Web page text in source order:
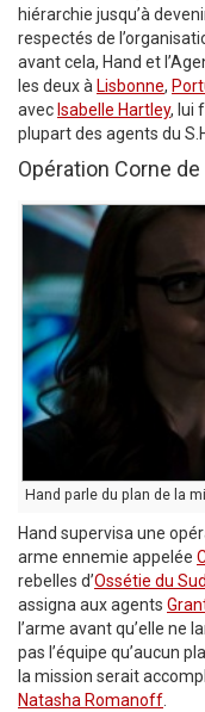
hiérarchie jusqu’à
respectés de
avant cela, Hand et
les deux à Lisbonne,
avec Isabelle Hartley, lui
plupart des agents du
Opération Corne
Hand parle du plan de la
Hand supervisa une
arme ennemie appelée
rebelles d’Ossétie du Sud
assigna aux agents
l’arme avant qu’elle ne
pas l’équipe qu’aucun
la mission serait
Natasha Romanoff.